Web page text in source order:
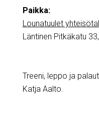
Paikka:
Lounatuulet
Läntinen Pitkäkatu
Treeni, leppo ja
Katja Aalto.